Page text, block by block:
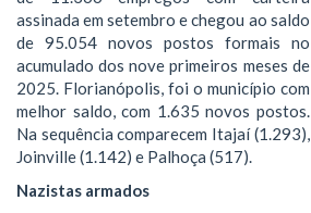
assinada em setembro e chegou ao saldo
de 95.054 novos postos formais no
acumulado dos nove primeiros meses de
2025. Florianópolis, foi o município com
melhor saldo, com 1.635 novos postos.
Na sequência comparecem Itajaí (1.293),
Joinville (1.142) e Palhoça (517).
Nazistas armados